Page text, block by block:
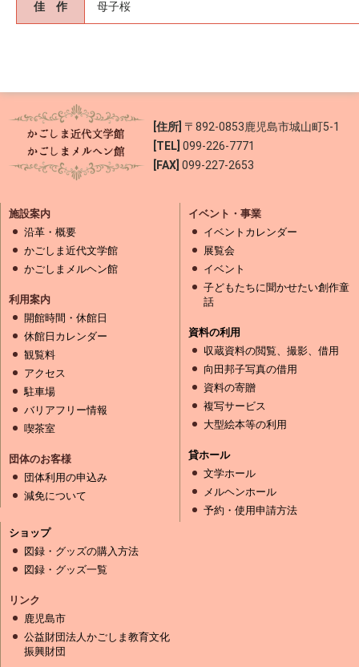
佳 作 母子桜
[住所] 〒892-0853鹿児島市城山町5-1
[TEL] 099-226-7771
[FAX] 099-227-2653
施設案内
沿革・概要
かごしま近代文学館
かごしまメルヘン館
利用案内
開館時間・休館日
休館日カレンダー
観覧料
アクセス
駐車場
バリアフリー情報
喫茶室
団体のお客様
団体利用の申込み
減免について
イベント・事業
イベントカレンダー
展覧会
イベント
子どもたちに聞かせたい創作童
話
資料の利用
収蔵資料の閲覧、撮影、借用
向田邦子写真の借用
資料の寄贈
複写サービス
大型絵本等の利用
貸ホール
文学ホール
メルヘンホール
予約・使用申請方法
ショップ
図録・グッズの購入方法
図録・グッズ一覧
リンク
鹿児島市
公益財団法人かごしま教育文化
振興財団